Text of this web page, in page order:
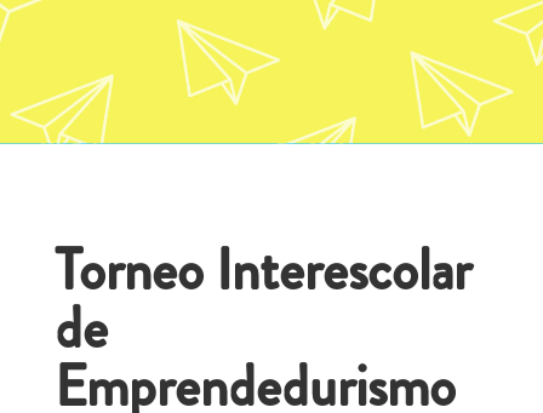
Torneo Interescolar
de
Emprendedurismo